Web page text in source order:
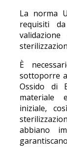
La norma
requisiti
È
sottoporre
Ossido di
materiale
iniziale,
abbiano